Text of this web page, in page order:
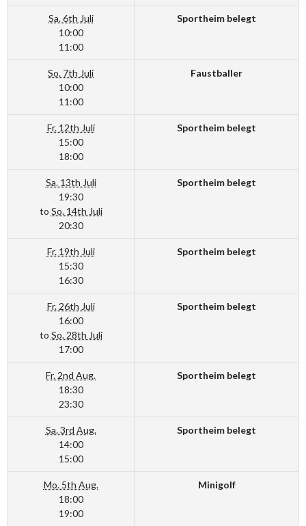
Sa. 6th Juli
10:00
11:00
Sportheim belegt
So. 7th Juli
10:00
11:00
Faustballer
Fr. 12th Juli
15:00
18:00
Sportheim belegt
Sa. 13th Juli
19:30
to So. 14th Juli
20:30
Sportheim belegt
Fr. 19th Juli
15:30
16:30
Sportheim belegt
Fr. 26th Juli
16:00
to So. 28th Juli
17:00
Sportheim belegt
Fr. 2nd Aug.
18:30
23:30
Sportheim belegt
Sa. 3rd Aug.
14:00
15:00
Sportheim belegt
Mo. 5th Aug.
18:00
19:00
Minigolf